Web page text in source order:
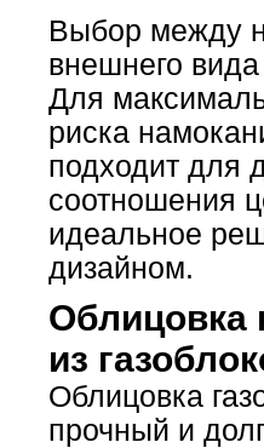
Выбор между
внешнего
Для
риска
подходит для
соотношения
идеальное
дизайном.
Облицовка
из
Облицовка
прочный и